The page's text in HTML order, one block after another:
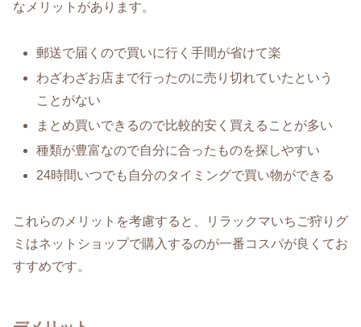
なメリットがあります。
郵送で届くので買いに行く手間が省けて楽
わざわざお店まで行ったのに売り切れていたという
ことがない
まとめ買いできるので比較的安く買えることが多い
種類が豊富なので自分に合ったものを探しやすい
24時間いつでも自分のタイミングで買い物ができる
これらのメリットを考慮すると、リラックマいちご狩りグ
ミはネットショップで購入するのが一番コスパが良くてお
すすめです。